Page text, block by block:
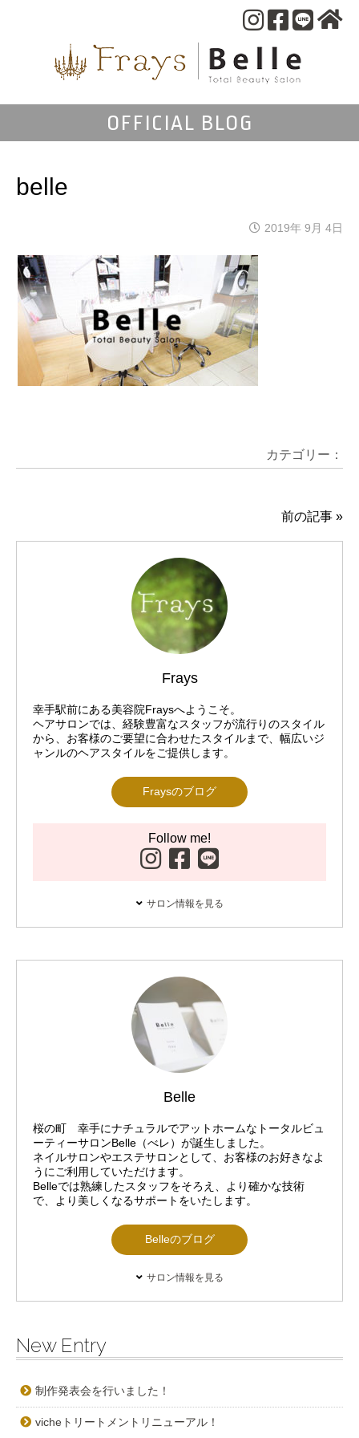
OFFICIAL BLOG
belle
2019年 9月 4日
カテゴリー：
前の記事 »
Frays
幸手駅前にある美容院Fraysへようこそ。
ヘアサロンでは、経験豊富なスタッフが流行りのスタイル
から、お客様のご要望に合わせたスタイルまで、幅広いジ
ャンルのヘアスタイルをご提供します。
Fraysのブログ
Follow me!
サロン情報を見る
Belle
桜の町 幸手にナチュラルでアットホームなトータルビュ
ーティーサロンBelle（べレ）が誕生しました。
ネイルサロンやエステサロンとして、お客様のお好きなよ
うにご利用していただけます。
Belleでは熟練したスタッフをそろえ、より確かな技術
で、より美しくなるサポートをいたします。
Belleのブログ
サロン情報を見る
New Entry
制作発表会を行いました！
vicheトリートメントリニューアル！